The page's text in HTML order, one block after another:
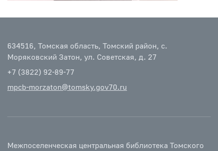
634516, Томская область, Томский район, с.
Моряковский Затон, ул. Советская, д. 27
+7 (3822) 92-89-77
mpcb-morzaton@tomsky.gov70.ru
Межпоселенческая центральная библиотека Томского